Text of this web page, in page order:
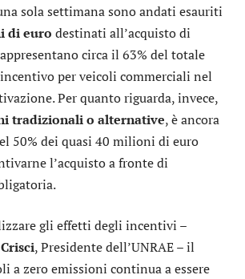
sola settimana sono andati esauriti
di euro destinati all’acquisto di
circa il 63% del totale
per veicoli commerciali nel
Per quanto riguarda, invece,
tradizionali o alternative, è ancora
50% dei quasi 40 milioni di euro
l’acquisto a fronte di
gli effetti degli incentivi –
Crisci, Presidente dell’UNRAE – il
a zero emissioni continua a essere